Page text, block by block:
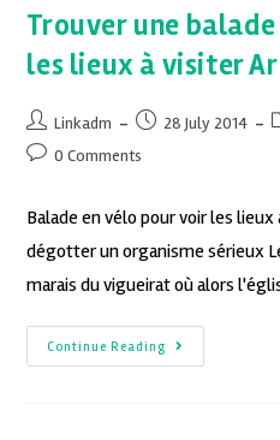
Trouver une
les lieux à visiter
Linkadm 28 July 2014
0 Comments
Balade en vélo pour voir les
dégotter un organisme sérieux
marais du vigueirat où alors
Continue Reading